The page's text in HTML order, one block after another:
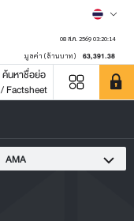
08 ส.ค. 2569 03:20:14
มูลค่า (ล้านบาท) 63,391.38
ค้นหาชื่อย่อ
/ Factsheet
AMA